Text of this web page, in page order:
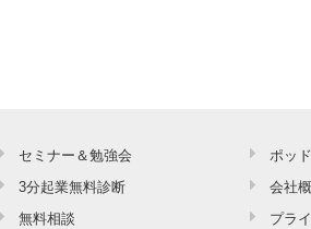
セミナー＆勉強会
3分起業無料診断
無料相談
ポッ
会社
プラ